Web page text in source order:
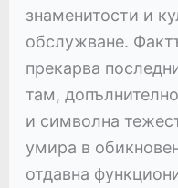
знаменитости и
обслужване.
прекарва
там,
и символна
умира в
отдавна